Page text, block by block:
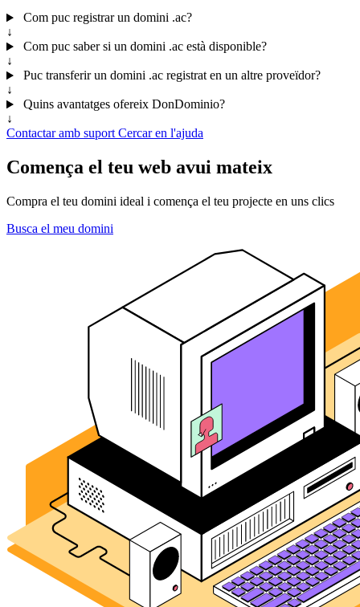
Com puc registrar un domini .ac?
↓
Com puc saber si un domini .ac està disponible?
↓
Puc transferir un domini .ac registrat en un altre proveïdor?
↓
Quins avantatges ofereix DonDominio?
↓
Contactar amb suport Cercar en l'ajuda
Comença el teu web avui mateix
Compra el teu domini ideal i comença el teu projecte en uns clics
Busca el meu domini